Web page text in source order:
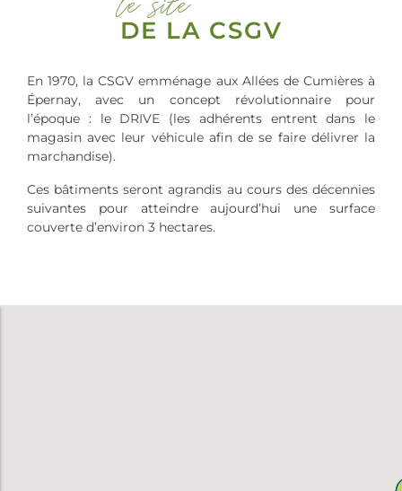
DE LA CSGV
En 1970, la CSGV emménage aux Allées de Cumières à
Épernay, avec un concept révolutionnaire pour
l’époque : le DRIVE (les adhérents entrent dans le
magasin avec leur véhicule afin de se faire délivrer la
marchandise).
Ces bâtiments seront agrandis au cours des décennies
suivantes pour atteindre aujourd’hui une surface
couverte d’environ 3 hectares.